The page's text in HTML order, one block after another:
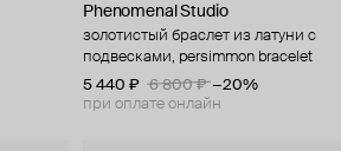
Phenomenal Studio
золотистый браслет из латуни с
подвесками, persimmon bracelet
5 440 ₽
6 800 ₽ −20%
при оплате онлайн